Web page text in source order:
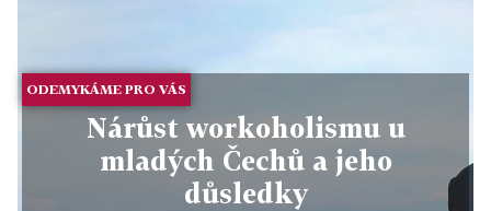
ODEMYKÁME PRO VÁS
Nárůst workoholismu u
mladých Čechů a jeho
důsledky